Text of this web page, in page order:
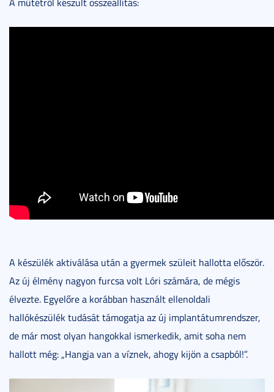
A készülék aktiválása után a gyermek szüleit hallotta először.
Az új élmény nagyon furcsa volt Lóri számára, de mégis
élvezte. Egyelőre a korábban használt ellenoldali
hallókészülék tudását támogatja az új implantátumrendszer,
de már most olyan hangokkal ismerkedik, amit soha nem
hallott még: „Hangja van a víznek, ahogy kijön a csapból!”.